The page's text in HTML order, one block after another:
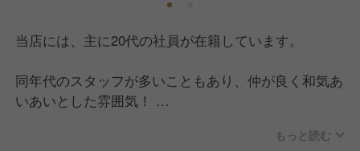
当店には、主に20代の社員が在籍しています。
同年代のスタッフが多いこともあり、仲が良く和気あ
いあいとした雰囲気！
もっと読む